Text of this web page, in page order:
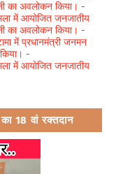
का अवलोकन किया। -
में आयोजित जनजातीय
का अवलोकन किया। -
में प्रधानमंत्री जनमन
-
में आयोजित जनजातीय
18 वां रक्तदान